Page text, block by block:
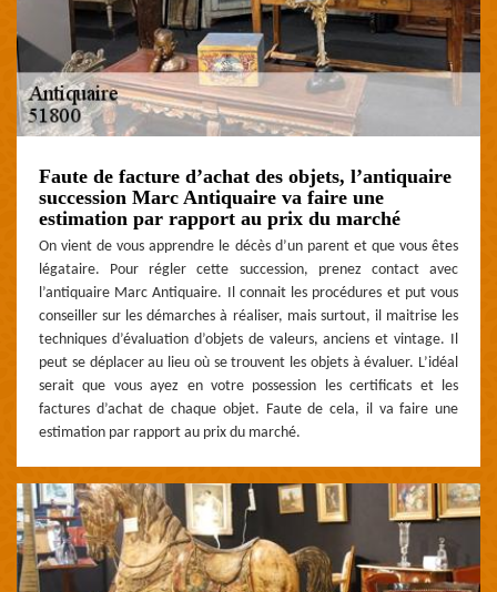
Faute de facture d’achat des objets, l’antiquaire
succession Marc Antiquaire va faire une
estimation par rapport au prix du marché
On vient de vous apprendre le décès d’un parent et que vous êtes
légataire. Pour régler cette succession, prenez contact avec
l’antiquaire Marc Antiquaire. Il connait les procédures et put vous
conseiller sur les démarches à réaliser, mais surtout, il maitrise les
techniques d’évaluation d’objets de valeurs, anciens et vintage. Il
peut se déplacer au lieu où se trouvent les objets à évaluer. L’idéal
serait que vous ayez en votre possession les certificats et les
factures d’achat de chaque objet. Faute de cela, il va faire une
estimation par rapport au prix du marché.